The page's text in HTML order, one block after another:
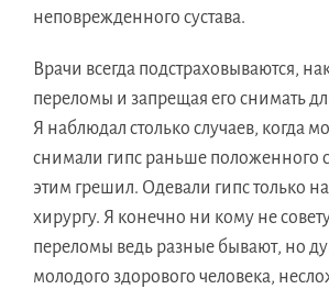
неповрежденного сустава.
Врачи всегда подстраховываются,
переломы и запрещая его снимать
Я наблюдал столько случаев, когда
снимали гипс раньше положенного
этим грешил. Одевали гипс только
хирургу. Я конечно ни кому не
переломы ведь разные бывают, но
молодого здорового человека,